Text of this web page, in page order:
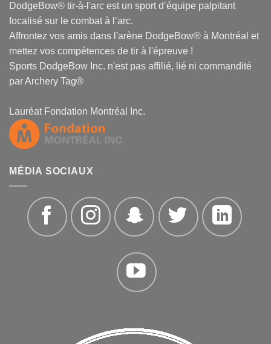
DodgeBow® tir-à-l'arc est un sport d’équipe palpitant
focalisé sur le combat à l’arc.
Affrontez vos amis dans l'arène DodgeBow® à Montréal et
mettez vos compétences de tir à l'épreuve !
Sports DodgeBow Inc. n'est pas affilié, lié ni commandité
par Archery Tag®
Lauréat Fondation Montréal Inc.
MÉDIA SOCIAUX